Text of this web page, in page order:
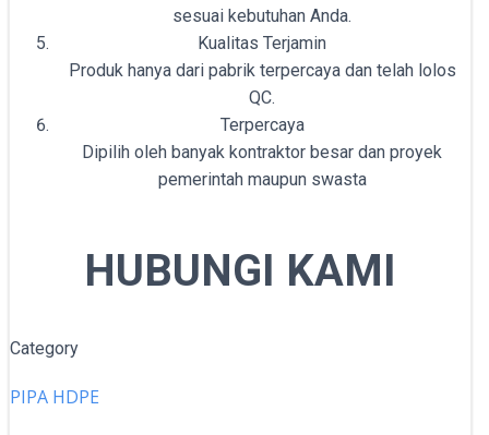
sesuai kebutuhan Anda.
Kualitas Terjamin
Produk hanya dari pabrik terpercaya dan telah lolos
QC.
Terpercaya
Dipilih oleh banyak kontraktor besar dan proyek
pemerintah maupun swasta
HUBUNGI KAMI
Category
PIPA HDPE